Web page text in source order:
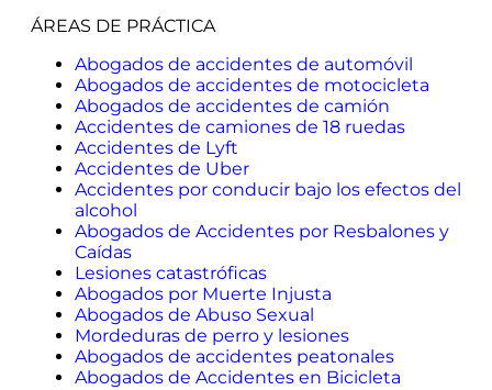
ÁREAS DE PRÁCTICA
Abogados de accidentes de automóvil
Abogados de accidentes de motocicleta
Abogados de accidentes de camión
Accidentes de camiones de 18 ruedas
Accidentes de Lyft
Accidentes de Uber
Accidentes por conducir bajo los efectos del
alcohol
Abogados de Accidentes por Resbalones y
Caídas
Lesiones catastróficas
Abogados por Muerte Injusta
Abogados de Abuso Sexual
Mordeduras de perro y lesiones
Abogados de accidentes peatonales
Abogados de Accidentes en Bicicleta